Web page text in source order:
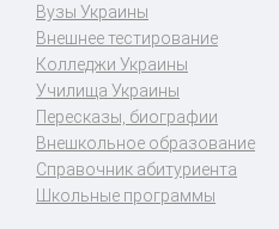
Вузы Украины
Внешнее тестирование
Колледжи Украины
Училища Украины
Пересказы, биографии
Внешкольное образование
Справочник абитуриента
Школьные программы